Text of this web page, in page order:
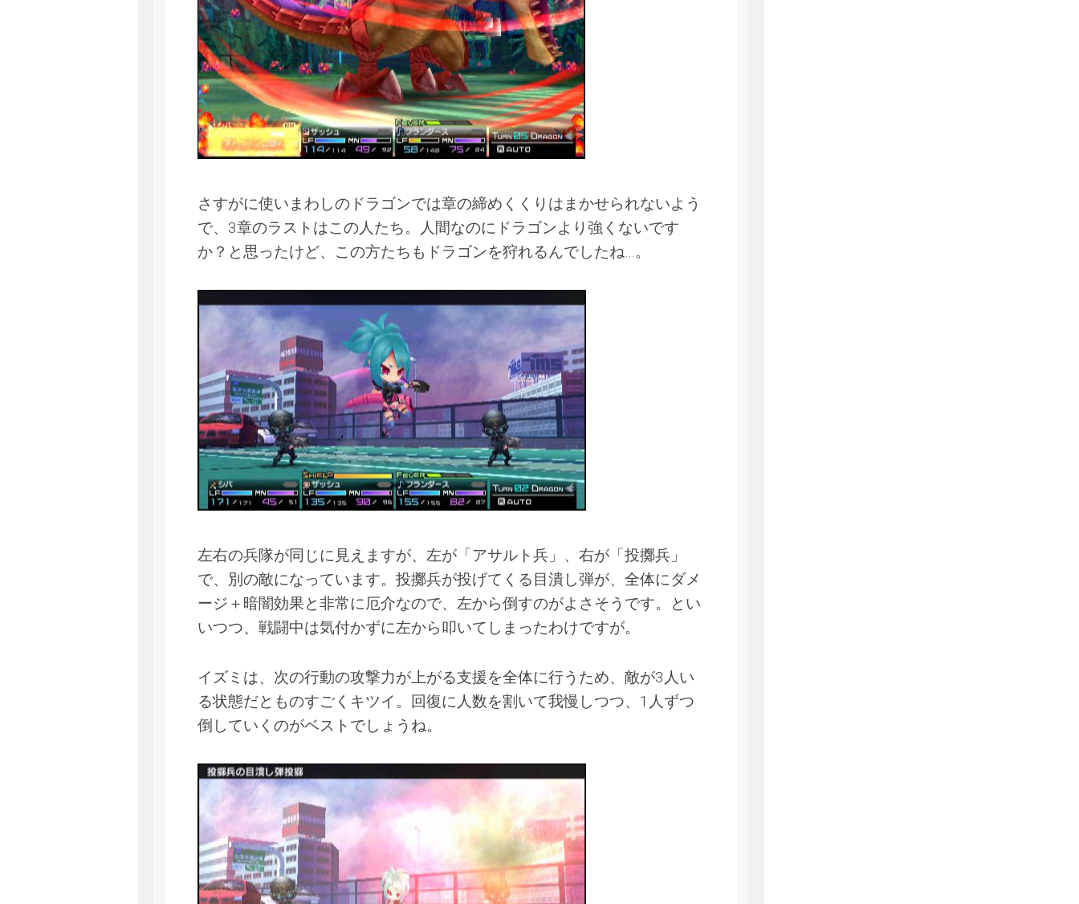
さすがに使いまわしのドラゴンでは章の締めくくりはまかせられないよう
で、3章のラストはこの人たち。人間なのにドラゴンより強くないです
か？と思ったけど、この方たちもドラゴンを狩れるんでしたね…。
左右の兵隊が同じに見えますが、左が「アサルト兵」、右が「投擲兵」
で、別の敵になっています。投擲兵が投げてくる目潰し弾が、全体にダメ
ージ＋暗闇効果と非常に厄介なので、左から倒すのがよさそうです。とい
いつつ、戦闘中は気付かずに左から叩いてしまったわけですが。
イズミは、次の行動の攻撃力が上がる支援を全体に行うため、敵が3人い
る状態だとものすごくキツイ。回復に人数を割いて我慢しつつ、1人ずつ
倒していくのがベストでしょうね。